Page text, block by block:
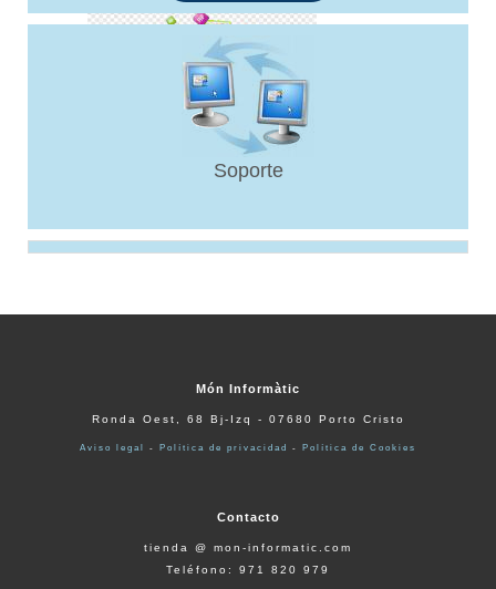
Soporte
Món Informàtic
Ronda Oest, 68 Bj-Izq - 07680 Porto Cristo
Aviso legal - Política de privacidad - Política de Cookies
Contacto
tienda @ mon-informatic.com
Teléfono: 971 820 979